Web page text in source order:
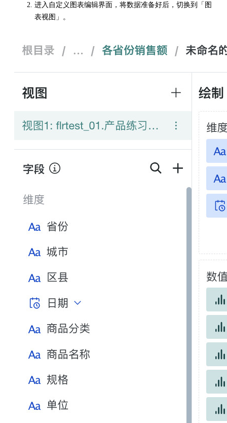
进入自定义图表编辑界面，将数据准备好后，切换到「图
表视图」。